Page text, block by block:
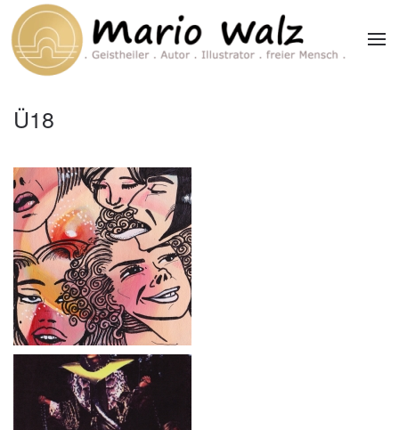
Zum Hauptinhalt springen
Ü18